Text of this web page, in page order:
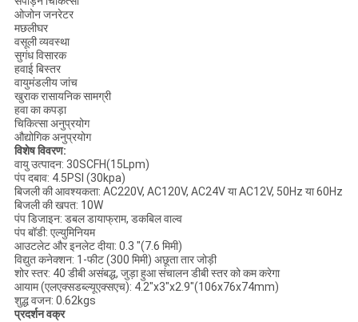
ओजोन जनरेटर
मछलीघर
वसूली व्यवस्था
सुगंध विसारक
हवाई बिस्तर
वायुमंडलीय जांच
खुराक रासायनिक सामग्री
हवा का कपड़ा
चिकित्सा अनुप्रयोग
औद्योगिक अनुप्रयोग
विशेष विवरण:
वायु उत्पादन: 30SCFH(15Lpm)
पंप दबाव: 4.5PSI (30kpa)
बिजली की आवश्यकता: AC220V, AC120V, AC24V या AC12V, 50Hz या 60Hz
बिजली की खपत: 10W
पंप डिजाइन: डबल डायाफ्राम, डकबिल वाल्व
पंप बॉडी: एल्युमिनियम
आउटलेट और इनलेट दीया: 0.3 "(7.6 मिमी)
विद्युत कनेक्शन: 1-फीट (300 मिमी) अछूता तार जोड़ी
शोर स्तर: 40 डीबी असंबद्ध, जुड़ा हुआ संचालन डीबी स्तर को कम करेगा
आयाम (एलएक्सडब्ल्यूएक्सएच): 4.2"x3"x2.9"(106x76x74mm)
शुद्ध वजन: 0.62kgs
प्रदर्शन वक्र